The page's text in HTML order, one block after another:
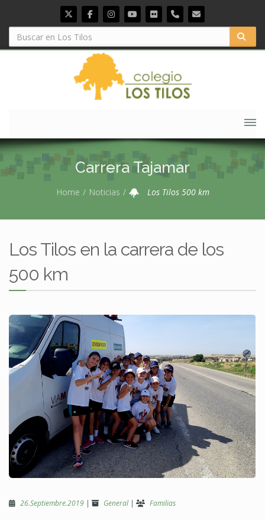
Carrera Tajamar
Home Noticias Los Tilos 500 km
Los Tilos en la carrera de los
500 km
26.Septiembre.2019 | General | Familias